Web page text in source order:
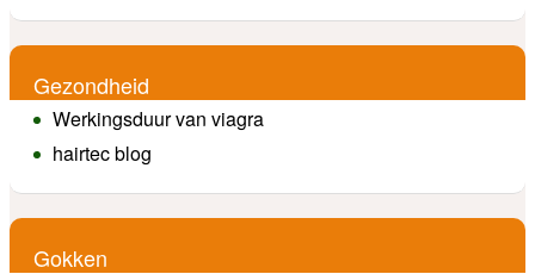
Gezondheid
Werkingsduur van viagra
hairtec blog
Gokken